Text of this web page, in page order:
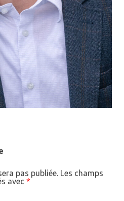
pas publiée. Les champs
avec *